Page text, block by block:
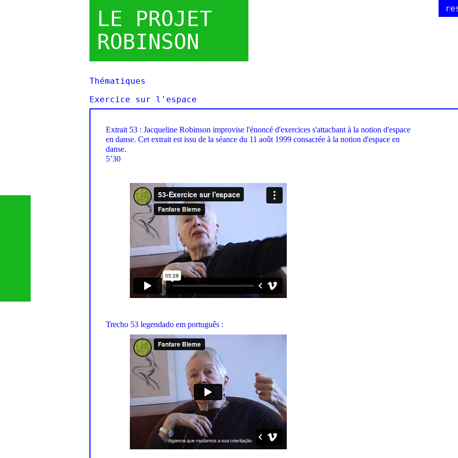
LE PROJET
ROBINSON
Thématiques
Exercice sur l'espace
Extrait 53 : Jacqueline Robinson improvise l'énoncé d'exercices s'attachant à la notion d'espace
en danse. Cet extrait est issu de la séance du 11 août 1999 consacrée à la notion d'espace en
danse.
5’30
Trecho 53 legendado em português :